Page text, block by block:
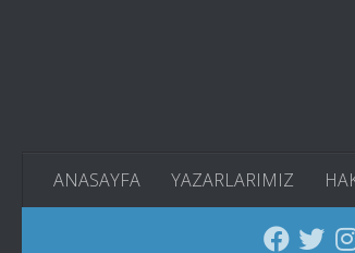
ANASAYFA YAZARLARIMIZ